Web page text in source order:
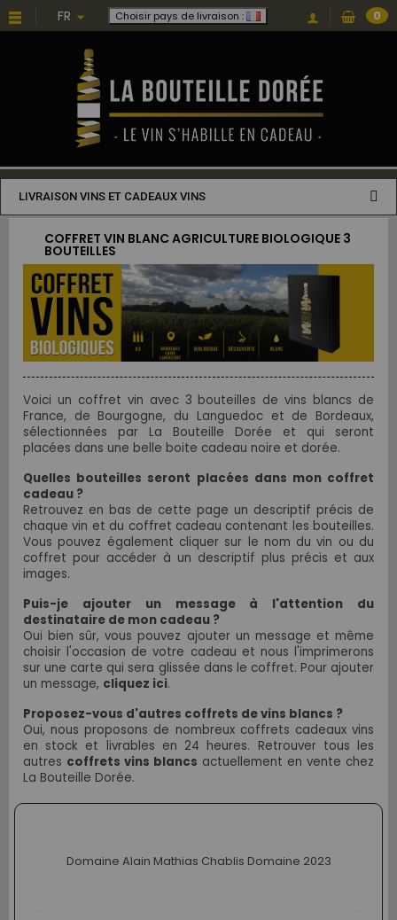
FR Choisir pays de livraison : 0
LIVRAISON VINS ET CADEAUX VINS
COFFRET VIN BLANC AGRICULTURE BIOLOGIQUE 3
BOUTEILLES
Voici un coffret vin avec 3 bouteilles de vins blancs de
France, de Bourgogne, du Languedoc et de Bordeaux,
sélectionnées par La Bouteille Dorée et qui seront
placées dans une belle boite cadeau noire et dorée.
Quelles bouteilles seront placées dans mon coffret
cadeau ?
Retrouvez en bas de cette page un descriptif précis de
chaque vin et du coffret cadeau contenant les bouteilles.
Vous pouvez également cliquer sur le nom du vin ou du
coffret pour accéder à un descriptif plus précis et aux
images.
Puis-je ajouter un message à l'attention du
destinataire de mon cadeau ?
Oui bien sûr, vous pouvez ajouter un message et même
choisir l'occasion de votre cadeau et nous l'imprimerons
sur une carte qui sera glissée dans le coffret. Pour ajouter
un message, cliquez ici.
Proposez-vous d'autres coffrets de vins blancs ?
Oui, nous proposons de nombreux coffrets cadeaux vins
en stock et livrables en 24 heures. Retrouver tous les
autres coffrets vins blancs actuellement en vente chez
La Bouteille Dorée.
Domaine Alain Mathias Chablis Domaine 2023